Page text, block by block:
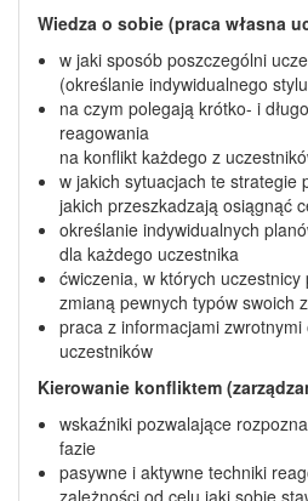
Wiedza o sobie (praca własna
w jaki sposób poszczególni
(określanie indywidualnego
na czym polegają krótko- i
reagowania
na konflikt każdego z
w jakich sytuacjach te strategie
jakich przeszkadzają osiągnąć
określanie indywidualnych
dla każdego uczestnika
ćwiczenia, w których
zmianą pewnych typów swoich
praca z informacjami zwrotnymi
uczestników
Kierowanie konfliktem
wskaźniki pozwalające
fazie
pasywne i aktywne techniki
zależności od celu jaki sobie